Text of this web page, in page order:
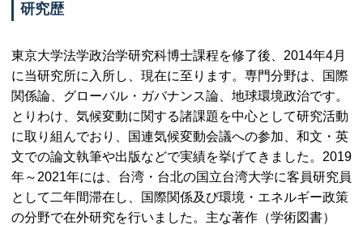
研究歴
東京大学法学政治学研究科博士課程を修了後、2014年4月
に当研究所に入所し、現在に至ります。専門分野は、国際
関係論、グローバル・ガバナンス論、地球環境政治です。
とりわけ、気候変動に関する諸課題を中心として研究活動
に取り組んでおり、国連気候変動会議への参加、和文・英
文での論文執筆や出版などで実績を挙げてきました。2019
年～2021年には、台湾・台北の国立台湾大学に客員研究員
として二年間滞在し、国際関係及び環境・エネルギー政策
の分野で在外研究を行いました。主な著作（学術図書）